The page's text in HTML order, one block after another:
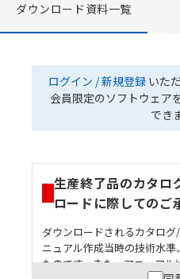
ダウンロード資料一覧
ログイン / 新規登録 いた
会員限定のソフトウェア
でき
生産終了品のカタロ
ロードに際してのご
ダウンロードされるカタロ
ニュアル作成当時の技術水
ものです。また、マニュア